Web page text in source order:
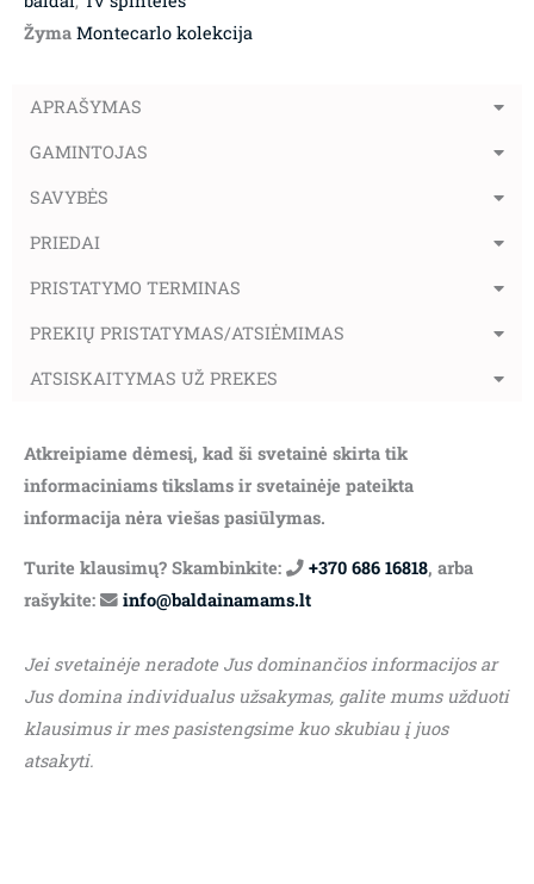
Žyma Montecarlo kolekcija
APRAŠYMAS
GAMINTOJAS
SAVYBĖS
PRIEDAI
PRISTATYMO TERMINAS
PREKIŲ PRISTATYMAS/ATSIĖMIMAS
ATSISKAITYMAS UŽ PREKES
Atkreipiame dėmesį, kad ši svetainė skirta tik
informaciniams tikslams ir svetainėje pateikta
informacija nėra viešas pasiūlymas.
Turite klausimų? Skambinkite: +370 686 16818, arba
rašykite:
info@baldainamams.lt
Jei svetainėje neradote Jus dominančios informacijos ar
Jus domina individualus užsakymas, galite mums užduoti
klausimus ir mes pasistengsime kuo skubiau į juos
atsakyti.